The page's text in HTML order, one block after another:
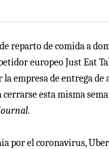
reparto de comida a
europeo Just Eat
empresa de entrega
esta misma
.
por el coronavirus,